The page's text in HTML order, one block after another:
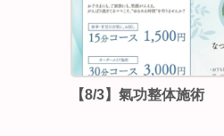
【8/3】⁡氣功整体施術